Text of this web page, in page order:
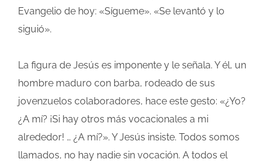
Evangelio de hoy: «Sígueme». «Se levantó y lo
siguió».
La figura de Jesús es imponente y le señala. Y él, un
hombre maduro con barba, rodeado de sus
jovenzuelos colaboradores, hace este gesto: «¿Yo?
¿A mí? ¡Si hay otros más vocacionales a mi
alrededor! … ¿A mí?». Y Jesús insiste. Todos somos
llamados, no hay nadie sin vocación. A todos el